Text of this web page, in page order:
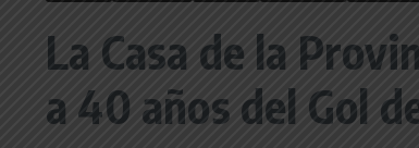
La Casa de la
a 40 años del Gol